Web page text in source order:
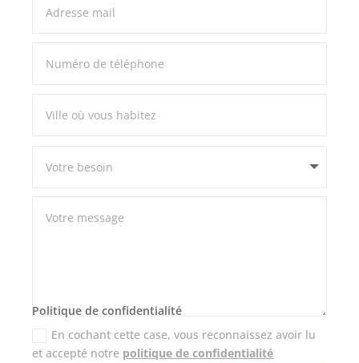
Politique de confidentialité
En cochant cette case, vous reconnaissez avoir lu
et accepté notre politique de confidentialité